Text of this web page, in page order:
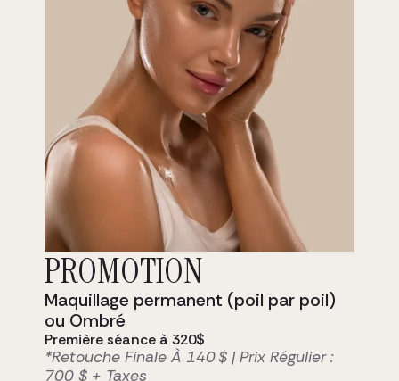
Masque Hydratant Repulpant
Voir le produit
PROMOTION
Maquillage permanent (poil par poil)
ou Ombré
Première séance à 320$
*Retouche Finale À 140 $ | Prix Régulier :
700 $ + Taxes